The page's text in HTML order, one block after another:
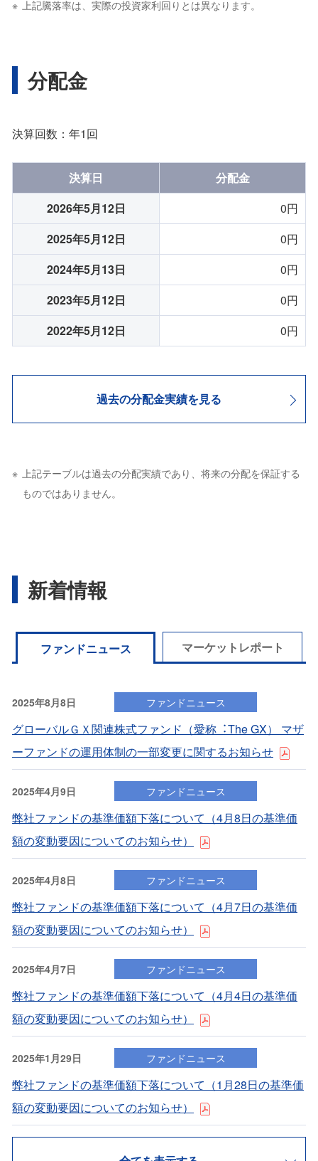
上記騰落率は、実際の投資家利回りとは異なります。
分配金
決算回数：年1回
決算日
分配金
2026年5月12日
0円
2025年5月12日
0円
2024年5月13日
0円
2023年5月12日
0円
2022年5月12日
0円
過去の分配金実績を見る
上記テーブルは過去の分配実績であり、将来の分配を保証する
ものではありません。
新着情報
ファンドニュース マーケットレポート
2025年8月8日 ファンドニュース
グローバルＧＸ関連株式ファンド（愛称︓The GX） マザ
ーファンドの運⽤体制の⼀部変更に関するお知らせ
2025年4月9日 ファンドニュース
弊社ファンドの基準価額下落について（4⽉8⽇の基準価
額の変動要因についてのお知らせ）
2025年4月8日 ファンドニュース
弊社ファンドの基準価額下落について（4⽉7⽇の基準価
額の変動要因についてのお知らせ）
2025年4月7日 ファンドニュース
弊社ファンドの基準価額下落について（4⽉4⽇の基準価
額の変動要因についてのお知らせ）
2025年1月29日 ファンドニュース
弊社ファンドの基準価額下落について（1⽉28⽇の基準価
額の変動要因についてのお知らせ）